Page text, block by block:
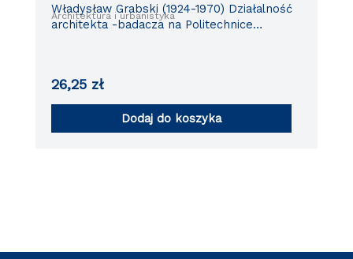
Architektura i urbanistyka
Władysław Grabski (1924-1970) Działalność
architekta -badacza na Politechnice
26,25 zł
Dodaj do koszyka